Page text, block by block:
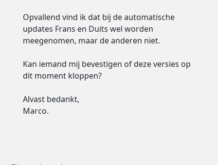
Opvallend vind ik dat bij de automatische
updates Frans en Duits wel worden
meegenomen, maar de anderen niet.
Kan iemand mij bevestigen of deze versies op
dit moment kloppen?
Alvast bedankt,
Marco.